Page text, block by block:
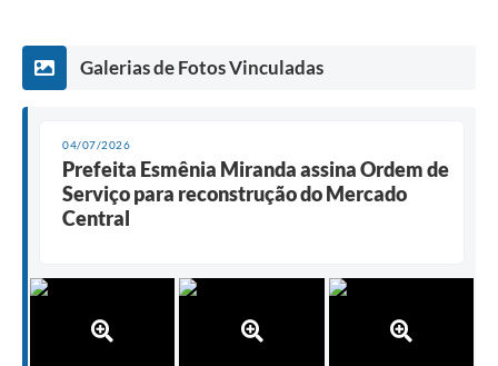
Galerias de Fotos Vinculadas
04/07/2026
Prefeita Esmênia Miranda assina Ordem de
Serviço para reconstrução do Mercado
Central